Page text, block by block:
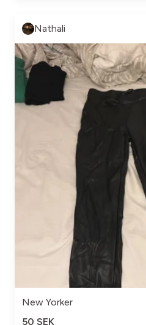
Nathali
New Yorker
50 SEK